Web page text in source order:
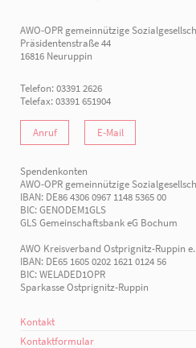
AWO-OPR gemeinnützige
Präsidentenstraße 44
16816 Neuruppin
Telefon: 03391 2626
Telefax: 03391 651904
Anruf E-Mail
Spendenkonten
AWO-OPR gemeinnützige
IBAN: DE86 4306 0967 1148 5365 00
BIC: GENODEM1GLS
GLS Gemeinschaftsbank eG Bochum
AWO Kreisverband Ostprignitz-Ruppin e.
IBAN: DE65 1605 0202 1621 0124 56
BIC: WELADED1OPR
Sparkasse Ostprignitz-Ruppin
Kontakt
Kontaktformular